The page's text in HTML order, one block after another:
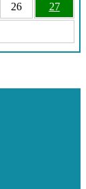
26 27